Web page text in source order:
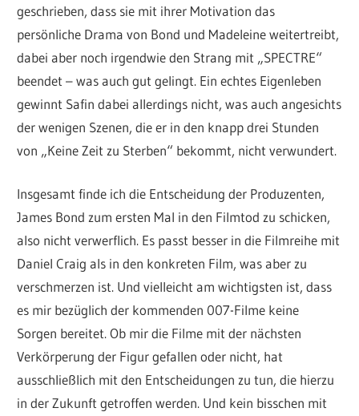
geschrieben, dass sie mit ihrer Motivation das
persönliche Drama von Bond und Madeleine weitertreibt,
dabei aber noch irgendwie den Strang mit „SPECTRE“
beendet – was auch gut gelingt. Ein echtes Eigenleben
gewinnt Safin dabei allerdings nicht, was auch angesichts
der wenigen Szenen, die er in den knapp drei Stunden
von „Keine Zeit zu Sterben“ bekommt, nicht verwundert.
Insgesamt finde ich die Entscheidung der Produzenten,
James Bond zum ersten Mal in den Filmtod zu schicken,
also nicht verwerflich. Es passt besser in die Filmreihe mit
Daniel Craig als in den konkreten Film, was aber zu
verschmerzen ist. Und vielleicht am wichtigsten ist, dass
es mir bezüglich der kommenden 007-Filme keine
Sorgen bereitet. Ob mir die Filme mit der nächsten
Verkörperung der Figur gefallen oder nicht, hat
ausschließlich mit den Entscheidungen zu tun, die hierzu
in der Zukunft getroffen werden. Und kein bisschen mit